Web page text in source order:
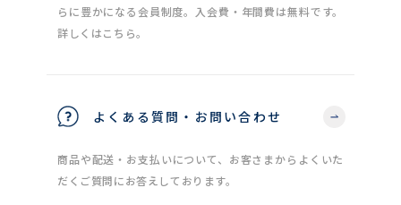
らに豊かになる会員制度。入会費・年間費は無料です。
詳しくはこちら。
よくある質問・お問い合わせ
商品や配送・お支払いについて、お客さまからよくいた
だくご質問にお答えしております。